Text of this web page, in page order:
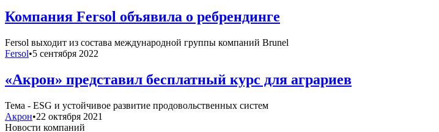
Компания Fersol объявила о ребрендинге
Fersol выходит из состава международной группы компаний Brunel
Fersol•5 сентября 2022
«Акрон» представил бесплатный курс для аграриев
Тема - ESG и устойчивое развитие продовольственных систем
Акрон•22 октября 2021
Новости компаний